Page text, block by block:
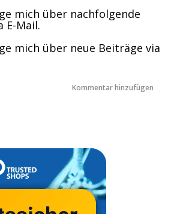
mich über nachfolgende
E-Mail.
mich über neue Beiträge via